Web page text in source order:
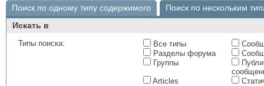
Поиск по одному типу содержимого
Поиск по нескольким
Искать в
Типы поиска: Все типы
Разделы форума
Группы
Articles